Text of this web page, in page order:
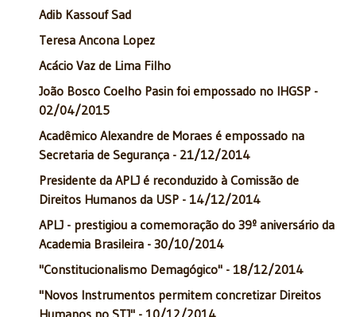
Adib Kassouf Sad
Teresa Ancona Lopez
Acácio Vaz de Lima Filho
João Bosco Coelho Pasin foi empossado no IHGSP -
02/04/2015
Acadêmico Alexandre de Moraes é empossado na
Secretaria de Segurança - 21/12/2014
Presidente da APLJ é reconduzido à Comissão de
Direitos Humanos da USP - 14/12/2014
APLJ - prestigiou a comemoração do 39º aniversário da
Academia Brasileira - 30/10/2014
"Constitucionalismo Demagógico" - 18/12/2014
"Novos Instrumentos permitem concretizar Direitos
Humanos no STJ" - 10/12/2014